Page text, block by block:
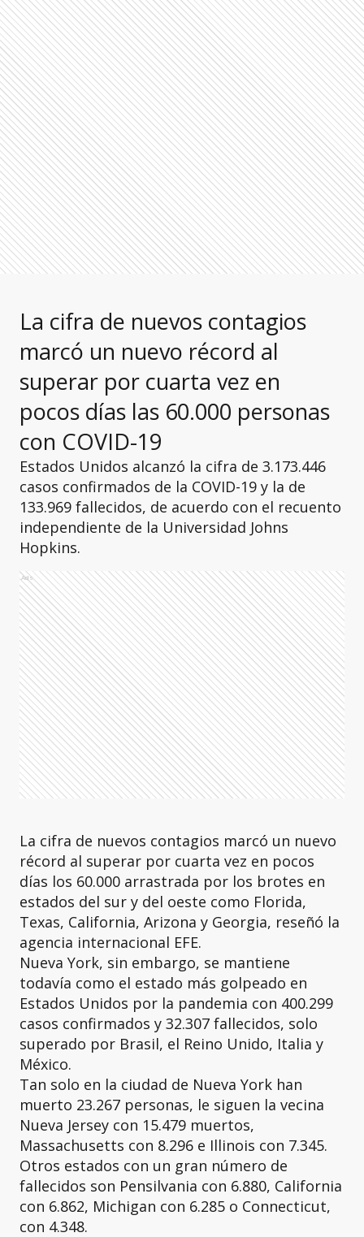
La cifra de nuevos contagios
marcó un nuevo récord al
superar por cuarta vez en
pocos días las 60.000 personas
con COVID-19
Estados Unidos alcanzó la cifra de 3.173.446
casos confirmados de la COVID-19 y la de
133.969 fallecidos, de acuerdo con el recuento
independiente de la Universidad Johns
Hopkins.
Ads
La cifra de nuevos contagios marcó un nuevo
récord al superar por cuarta vez en pocos
días los 60.000 arrastrada por los brotes en
estados del sur y del oeste como Florida,
Texas, California, Arizona y Georgia, reseñó la
agencia internacional EFE.
Nueva York, sin embargo, se mantiene
todavía como el estado más golpeado en
Estados Unidos por la pandemia con 400.299
casos confirmados y 32.307 fallecidos, solo
superado por Brasil, el Reino Unido, Italia y
México.
Tan solo en la ciudad de Nueva York han
muerto 23.267 personas, le siguen la vecina
Nueva Jersey con 15.479 muertos,
Massachusetts con 8.296 e Illinois con 7.345.
Otros estados con un gran número de
fallecidos son Pensilvania con 6.880, California
con 6.862, Michigan con 6.285 o Connecticut,
con 4.348.